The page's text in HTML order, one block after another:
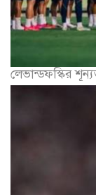
লেভান্ডফস্কির